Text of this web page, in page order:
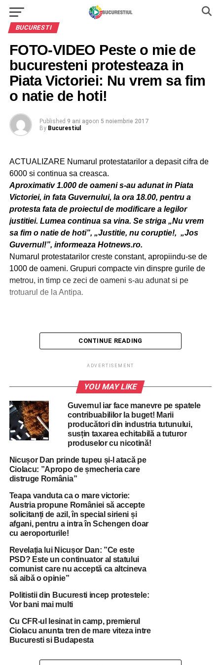
BUCURESTI
FOTO-VIDEO Peste o mie de
bucuresteni protesteaza in
Piata Victoriei: Nu vrem sa fim
o natie de hoti!
Published 9 ani agoon 5 noiembrie 2017
By Bucurestiul
ACTUALIZARE Numarul protestatarilor a depasit cifra de
6000 si continua sa creasca.
Aproximativ 1.000 de oameni s-au adunat in Piata
Victoriei, in fata Guvernului, la ora 18.00, pentru a
protesta fata de proiectul de modificare a legilor
justitiei. Lumea continua sa vina. Se striga „Nu vrem
sa fim o natie de hoti”, „Justitie, nu coruptie!, „Jos
Guvernul!”, informeaza Hotnews.ro.
Numarul protestatarilor creste constant, apropiindu-se de
1000 de oameni. Grupuri compacte vin dinspre gurile de
metrou, in timp ce zeci de oameni s-au adunat si pe
trotuarul de la Antipa.
Oamenii folosesc vuvuzele, au steaguri și pancarte și
scandează împotriva Guvernului și a partidelor de
RELATED TOPICS: BUCURESTI CIUMA ROSIE
JUSTITIE
NEMULTUMIRI
CONTINUE READING
ADVERTISEMENT
YOU MAY LIKE
Guvernul iar face manevre pe spatele
contribuabililor la buget! Marii
producători din industria tutunului,
susțin taxarea echitabilă a tuturor
produselor cu nicotină!
Nicușor Dan prinde tupeu și-l atacă pe
Ciolacu: ”Apropo de șmecheria care
distruge România”
Teapa vanduta ca o mare victorie:
Austria propune României să accepte
solicitanți de azil, în special sirieni și
afgani, pentru a intra în Schengen doar
cu aeroporturile!
Revelația lui Nicușor Dan: ”Ce este
PSD? Este un continuator al statului
comunist care nu acceptă ca altcineva
să aibă o opinie”
Politistii din Bucuresti incep protestele:
Vor bani mai multi
Cu CFR-ul lesinat in camp, premierul
Ciolacu anunta tren de mare viteza intre
Bucuresti si Budapesta